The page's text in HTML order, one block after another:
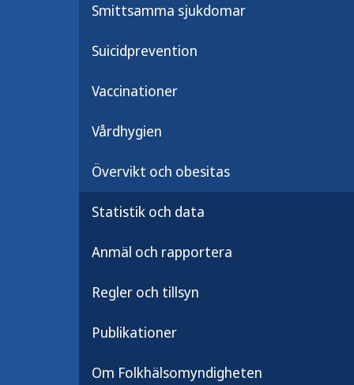
Smittsamma sjukdomar
Suicidprevention
Vaccinationer
Vårdhygien
Övervikt och obesitas
Statistik och data
Anmäl och rapportera
Regler och tillsyn
Publikationer
Om Folkhälsomyndigheten
Premiär för Fokus folkhälsa
folkhälsa – återkommande
är intresserad av folkhälsofrågor.